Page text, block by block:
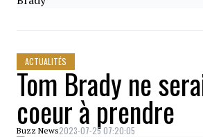
ACTUALITÉS
Tom Brady ne
coeur à prendre
Buzz News2023-07-25 07:20:05